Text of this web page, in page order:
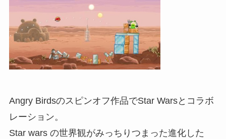
Angry Birdsのスピンオフ作品でStar Warsとコラボ
レーション。
Star wars の世界観がみっちりつまった進化した